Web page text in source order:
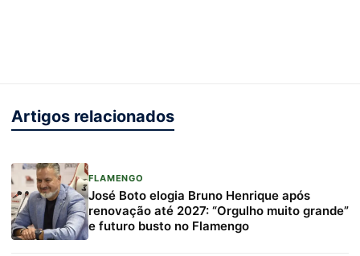
Artigos relacionados
FLAMENGO
José Boto elogia Bruno Henrique após
renovação até 2027: “Orgulho muito grande”
e futuro busto no Flamengo